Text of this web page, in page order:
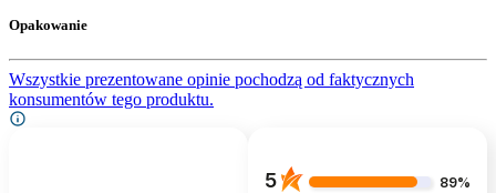
Opakowanie
Wszystkie prezentowane opinie pochodzą od faktycznych
konsumentów tego produktu.
5 89%